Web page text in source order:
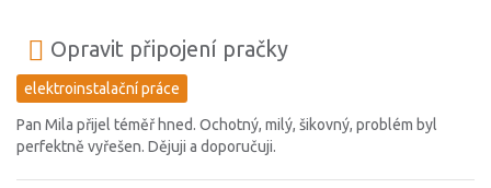
Opravit připojení pračky
elektroinstalační práce
Pan Mila přijel téměř hned. Ochotný, milý, šikovný, problém byl
perfektně vyřešen. Dějuji a doporučuji.